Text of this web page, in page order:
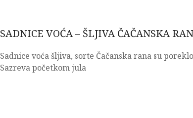
SADNICE VOĆA – ŠLJIVA ČAČANSKA
Sadnice voća šljiva, sorte Čačanska rana su
Sazreva početkom jula